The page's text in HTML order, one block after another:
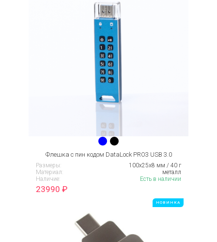
Флешка с пин кодом DataLock PRO3 USB 3.0
Размеры:
100х25х8 мм / 40 г
Материал:
металл
Наличие:
Есть в наличии
23990 ₽
НОВИНКА